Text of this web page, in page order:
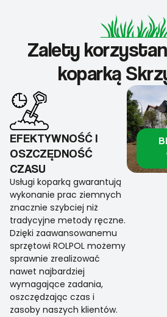
Zalety
koparką
EFEKTYWNOŚĆ I
OSZCZĘDNOŚĆ
CZASU
Usługi koparką gwarantują
wykonanie prac ziemnych
znacznie szybciej niż
tradycyjne metody ręczne.
Dzięki zaawansowanemu
sprzętowi ROLPOL możemy
sprawnie zrealizować
nawet najbardziej
wymagające zadania,
oszczędzając czas i
zasoby naszych klientów.